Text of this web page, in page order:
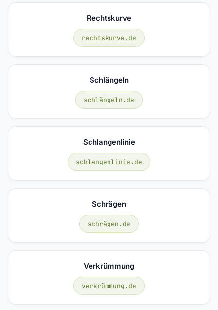
Rechtskurve
rechtskurve.de
Schlängeln
schlängeln.de
Schlangenlinie
schlangenlinie.de
Schrägen
schrägen.de
Verkrümmung
verkrümmung.de